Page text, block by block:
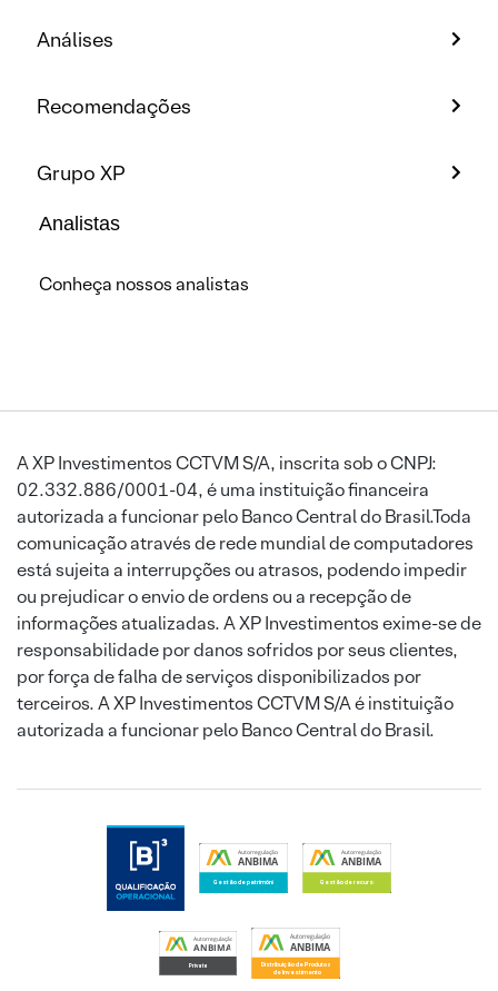
Análises
Recomendações
Grupo XP
Analistas
Conheça nossos analistas
A XP Investimentos CCTVM S/A, inscrita sob o CNPJ:
02.332.886/0001-04, é uma instituição financeira
autorizada a funcionar pelo Banco Central do Brasil.Toda
comunicação através de rede mundial de computadores
está sujeita a interrupções ou atrasos, podendo impedir
ou prejudicar o envio de ordens ou a recepção de
informações atualizadas. A XP Investimentos exime-se de
responsabilidade por danos sofridos por seus clientes,
por força de falha de serviços disponibilizados por
terceiros. A XP Investimentos CCTVM S/A é instituição
autorizada a funcionar pelo Banco Central do Brasil.